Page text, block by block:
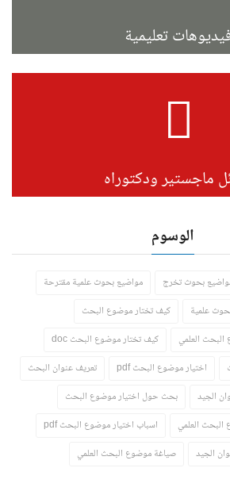
تعليمية
ماجستير ودكتوراه
الوسوم
بحوث تخرج
مواضيع بحوث علمية مقترحة
علمية
كيف تختار موضوع البحث
العلمي
كيف تختار موضوع البحث doc
اختيار موضوع البحث pdf
تعريف عنوان البحث
الجيد
بحث حول اختيار موضوع البحث
البحث العلمي
اسباب اختيار موضوع البحث pdf
الجيد
صياغة موضوع البحث العلمي